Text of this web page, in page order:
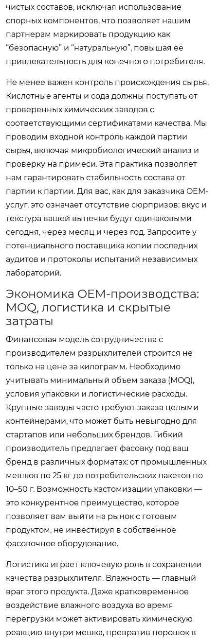
чистых составов, исключая использование
спорных компонентов, что позволяет нашим
партнерам маркировать продукцию как
“безопасную” и “натуральную”, повышая её
привлекательность для конечного потребителя.
Не менее важен контроль происхождения сырья.
Кислотные агенты и сода должны поступать от
проверенных химических заводов с
соответствующими сертификатами качества. Мы
проводим входной контроль каждой партии
сырья, включая микробиологический анализ и
проверку на примеси. Эта практика позволяет
нам гарантировать стабильность состава от
партии к партии. Для вас, как для заказчика OEM-
услуг, это означает отсутствие сюрпризов: вкус и
текстура вашей выпечки будут одинаковыми
сегодня, через месяц и через год. Запросите у
потенциального поставщика копии последних
аудитов и протоколы испытаний независимых
лабораторий.
Экономика OEM-производства:
MOQ, логистика и скрытые
затраты
Финансовая модель сотрудничества с
производителем разрыхлителей строится не
только на цене за килограмм. Необходимо
учитывать минимальный объем заказа (MOQ),
условия упаковки и логистические расходы.
Крупные заводы часто требуют заказа целыми
контейнерами, что может быть невыгодно для
стартапов или небольших брендов. Гибкий
производитель предлагает фасовку под ваш
бренд в различных форматах: от промышленных
мешков по 25 кг до потребительских пакетов по
10–50 г. Возможность кастомизации упаковки —
это конкурентное преимущество, которое
позволяет вам выйти на рынок с готовым
продуктом, не инвестируя в собственное
фасовочное оборудование.
Логистика играет ключевую роль в сохранении
качества разрыхлителя. Влажность — главный
враг этого продукта. Даже кратковременное
воздействие влажного воздуха во время
перегрузки может активировать химическую
реакцию внутри мешка, превратив порошок в